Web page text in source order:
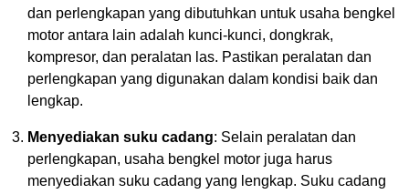
dan perlengkapan yang dibutuhkan untuk usaha bengkel
motor antara lain adalah kunci-kunci, dongkrak,
kompresor, dan peralatan las. Pastikan peralatan dan
perlengkapan yang digunakan dalam kondisi baik dan
lengkap.
Menyediakan suku cadang: Selain peralatan dan
perlengkapan, usaha bengkel motor juga harus
menyediakan suku cadang yang lengkap. Suku cadang